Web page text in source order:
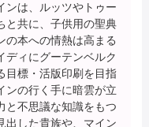
ンは、ルッツやトゥー
と共に、子供用の聖典
の本への情熱は高まる
ディにグーテンベルク
目標・活版印刷を目指
ンの行く手に暗雲が立
と不思議な知識をもつ
出した貴族や、マイン